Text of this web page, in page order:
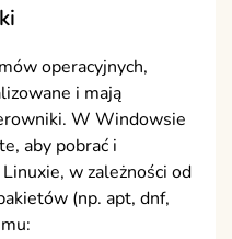
operacyjnych,
i mają
W Windowsie
aby pobrać i
w zależności od
(np. apt, dnf,